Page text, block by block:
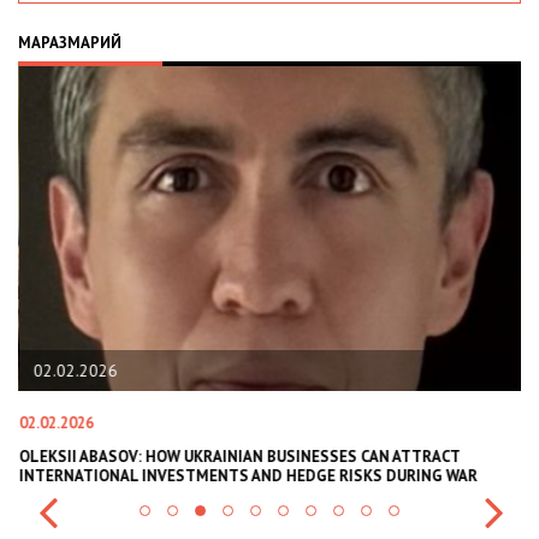
МАРАЗМАРИЙ
02.02.2026
02.02.2026
OLEKSII ABASOV: HOW UKRAINIAN BUSINESSES CAN ATTRACT
INTERNATIONAL INVESTMENTS AND HEDGE RISKS DURING WAR